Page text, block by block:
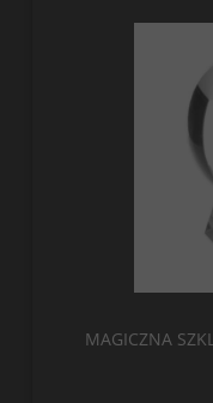
MAGICZNA